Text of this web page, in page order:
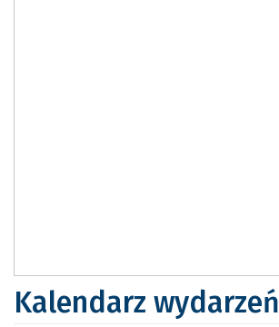
Kalendarz wydarzeń